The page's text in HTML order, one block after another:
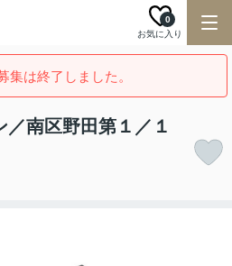
お気に入り
0
集は終了しました。
南区野田第１／１